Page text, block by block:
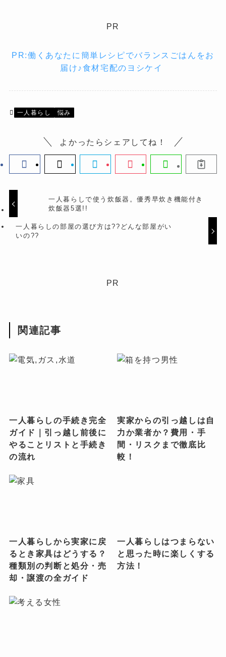
PR
PR:働くあなたに簡単レシピでバランスごはんをお
届け♪食材宅配のヨシケイ
一人暮らし 悩み
よかったらシェアしてね！
一人暮らしで使う炊飯器。優秀早炊き機能付き
炊飯器5選!!
一人暮らしの部屋の選び方は??どんな部屋がい
いの??
PR
関連記事
一人暮らしの手続き完全
ガイド｜引っ越し前後に
やることリストと手続き
の流れ
実家からの引っ越しは自
力か業者か？費用・手
間・リスクまで徹底比
較！
一人暮らしから実家に戻
るとき家具はどうする？
種類別の判断と処分・売
却・譲渡の全ガイド
一人暮らしはつまらない
と思った時に楽しくする
方法！